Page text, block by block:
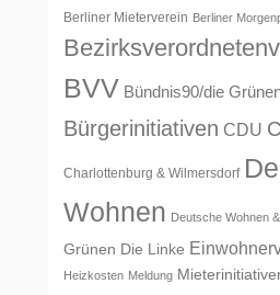
Berliner Mieterverein Berliner
BVV Bündnis90/die
Bürgerinitiativen CDU
Charlottenburg & Wilmersdorf
Wohnen Deutsche Wohnen
Grünen Die Linke
Heizkosten Meldung